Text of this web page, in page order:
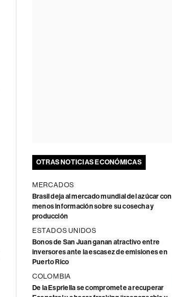
OTRAS NOTICIAS ECONÓMICAS
MERCADOS
Brasil deja al mercado mundial del azúcar con
menos información sobre su cosecha y
producción
ESTADOS UNIDOS
Bonos de San Juan ganan atractivo entre
inversores ante la escasez de emisiones en
Puerto Rico
COLOMBIA
De la Espriella se compromete a recuperar